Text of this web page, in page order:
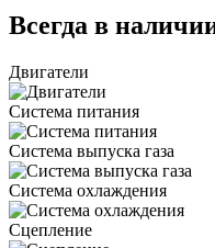
Всегда в
Двигатели
Система питания
Система выпуска газа
Система охлаждения
Сцепление